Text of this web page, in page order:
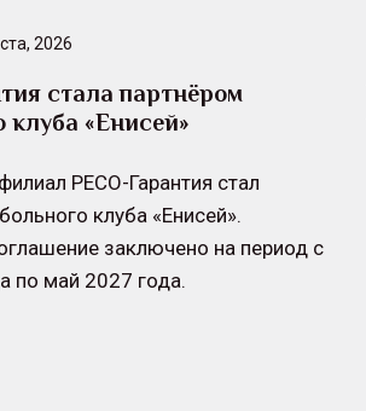
2026
стала партнёром
клуба «Енисей»
РЕСО-Гарантия стал
клуба «Енисей».
заключено на период с
по май 2027 года.